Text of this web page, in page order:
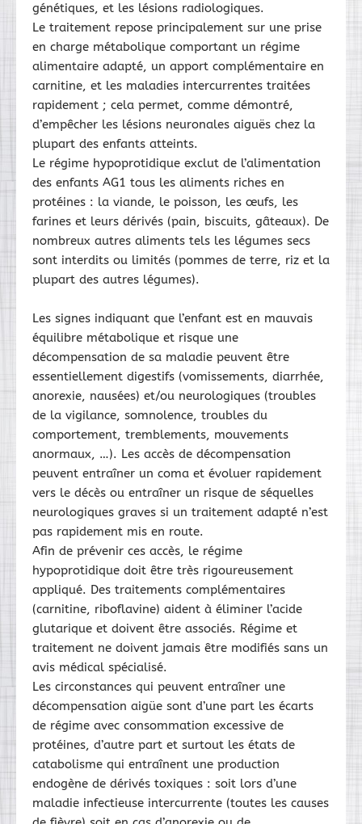
génétiques, et les lésions radiologiques.
Le traitement repose principalement sur une prise
en charge métabolique comportant un régime
alimentaire adapté, un apport complémentaire en
carnitine, et les maladies intercurrentes traitées
rapidement ; cela permet, comme démontré,
d’empêcher les lésions neuronales aiguës chez la
plupart des enfants atteints.
Le régime hypoprotidique exclut de l’alimentation
des enfants AG1 tous les aliments riches en
protéines : la viande, le poisson, les œufs, les
farines et leurs dérivés (pain, biscuits, gâteaux). De
nombreux autres aliments tels les légumes secs
sont interdits ou limités (pommes de terre, riz et la
plupart des autres légumes).
Les signes indiquant que l’enfant est en mauvais
équilibre métabolique et risque une
décompensation de sa maladie peuvent être
essentiellement digestifs (vomissements, diarrhée,
anorexie, nausées) et/ou neurologiques (troubles
de la vigilance, somnolence, troubles du
comportement, tremblements, mouvements
anormaux, …). Les accès de décompensation
peuvent entraîner un coma et évoluer rapidement
vers le décès ou entraîner un risque de séquelles
neurologiques graves si un traitement adapté n’est
pas rapidement mis en route.
Afin de prévenir ces accès, le régime
hypoprotidique doit être très rigoureusement
appliqué. Des traitements complémentaires
(carnitine, riboflavine) aident à éliminer l’acide
glutarique et doivent être associés. Régime et
traitement ne doivent jamais être modifiés sans un
avis médical spécialisé.
Les circonstances qui peuvent entraîner une
décompensation aigüe sont d’une part les écarts
de régime avec consommation excessive de
protéines, d’autre part et surtout les états de
catabolisme qui entraînent une production
endogène de dérivés toxiques : soit lors d’une
maladie infectieuse intercurrente (toutes les causes